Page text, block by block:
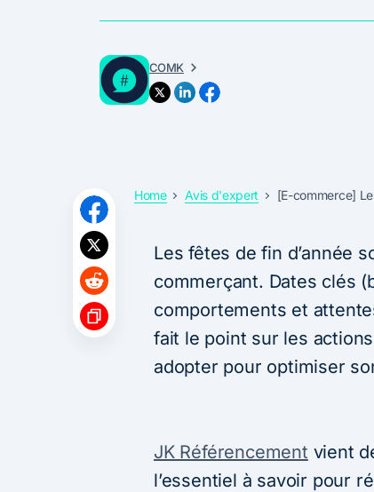
COMK
Home Avis d'expert [E-commerce]
Les fêtes de fin d’année
commerçant. Dates clés
comportements et
fait le point sur les
adopter pour optimiser
JK Référencement vient
l’essentiel à savoir pour